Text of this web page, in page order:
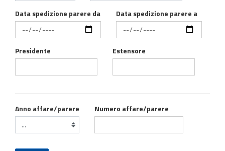
Data spedizione parere da Data spedizione parere a
Presidente Estensore
Anno affare/parere Numero affare/parere